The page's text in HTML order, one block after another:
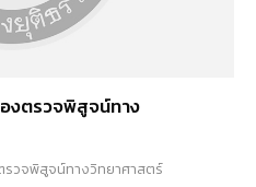
งตรวจพิสูจน์ทาง
วจพิสูจน์ทางวิทยาศาสตร์